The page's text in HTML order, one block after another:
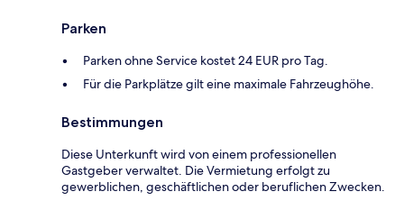
Parken
Parken ohne Service kostet 24 EUR pro Tag.
Für die Parkplätze gilt eine maximale Fahrzeughöhe.
Bestimmungen
Diese Unterkunft wird von einem professionellen
Gastgeber verwaltet. Die Vermietung erfolgt zu
gewerblichen, geschäftlichen oder beruflichen Zwecken.